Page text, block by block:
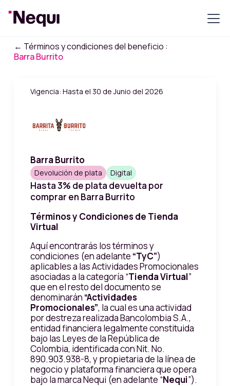
← Términos y condiciones del beneficio :
Barra Burrito
Vigencia: Hasta el 30 de Junio del 2026
Barra Burrito
Devolución de plata Digital
Hasta 3% de plata devuelta por
comprar en Barra Burrito
Términos y Condiciones de Tienda
Virtual
Aquí encontrarás los términos y
condiciones (en adelante “TyC”)
aplicables a las Actividades Promocionales
asociadas a la categoría “Tienda Virtual”
que en el resto del documento se
denominarán “Actividades
Promocionales”, la cual es una actividad
por destreza realizada Bancolombia S.A.,
entidad financiera legalmente constituida
bajo las Leyes de la República de
Colombia, identificada con Nit. No.
890.903.938-8, y propietaria de la línea de
negocio y plataforma financiera que opera
bajo la marca Nequi (en adelante “Nequi”).